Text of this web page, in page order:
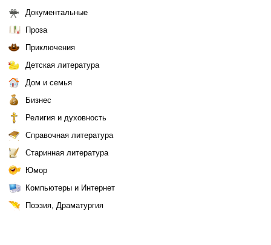
Документальные
Проза
Приключения
Детская литература
Дом и семья
Бизнес
Религия и духовность
Справочная литература
Старинная литература
Юмор
Компьютеры и Интернет
Поэзия, Драматургия